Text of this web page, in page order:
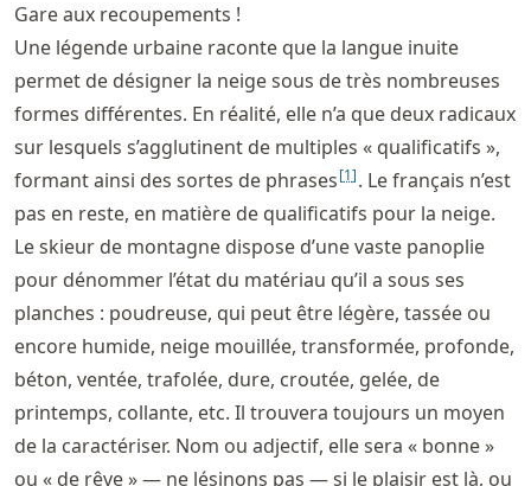
Gare aux recoupements !
Une légende urbaine raconte que la langue inuite
permet de désigner la neige sous de très nombreuses
formes différentes. En réalité, elle n’a que deux radicaux
sur lesquels s’agglutinent de multiples « qualificatifs »,
formant ainsi des sortes de phrases[1]. Le français n’est
pas en reste, en matière de qualificatifs pour la neige.
Le skieur de montagne dispose d’une vaste panoplie
pour dénommer l’état du matériau qu’il a sous ses
planches : poudreuse, qui peut être légère, tassée ou
encore humide, neige mouillée, transformée, profonde,
béton, ventée, trafolée, dure, croutée, gelée, de
printemps, collante, etc. Il trouvera toujours un moyen
de la caractériser. Nom ou adjectif, elle sera « bonne »
ou « de rêve » — ne lésinons pas — si le plaisir est là, ou